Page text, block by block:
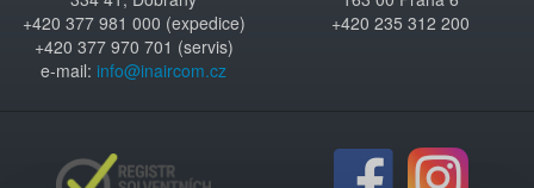
+420 377 981 000 (expedice)
+420 377 970 701 (servis)
e-mail: info@inaircom.cz
+420 235 312 200